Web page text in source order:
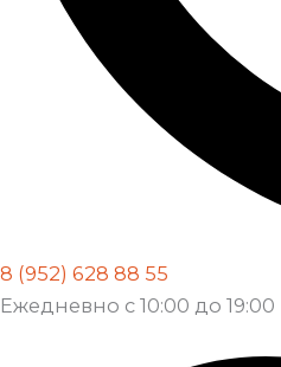
8 (952) 628 88 55
Ежедневно с 10:00 до 19:00